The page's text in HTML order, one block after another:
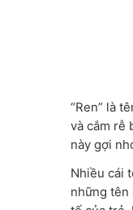
“Ren” là
và cắm rễ
này gợi
Nhiều cái
những tên